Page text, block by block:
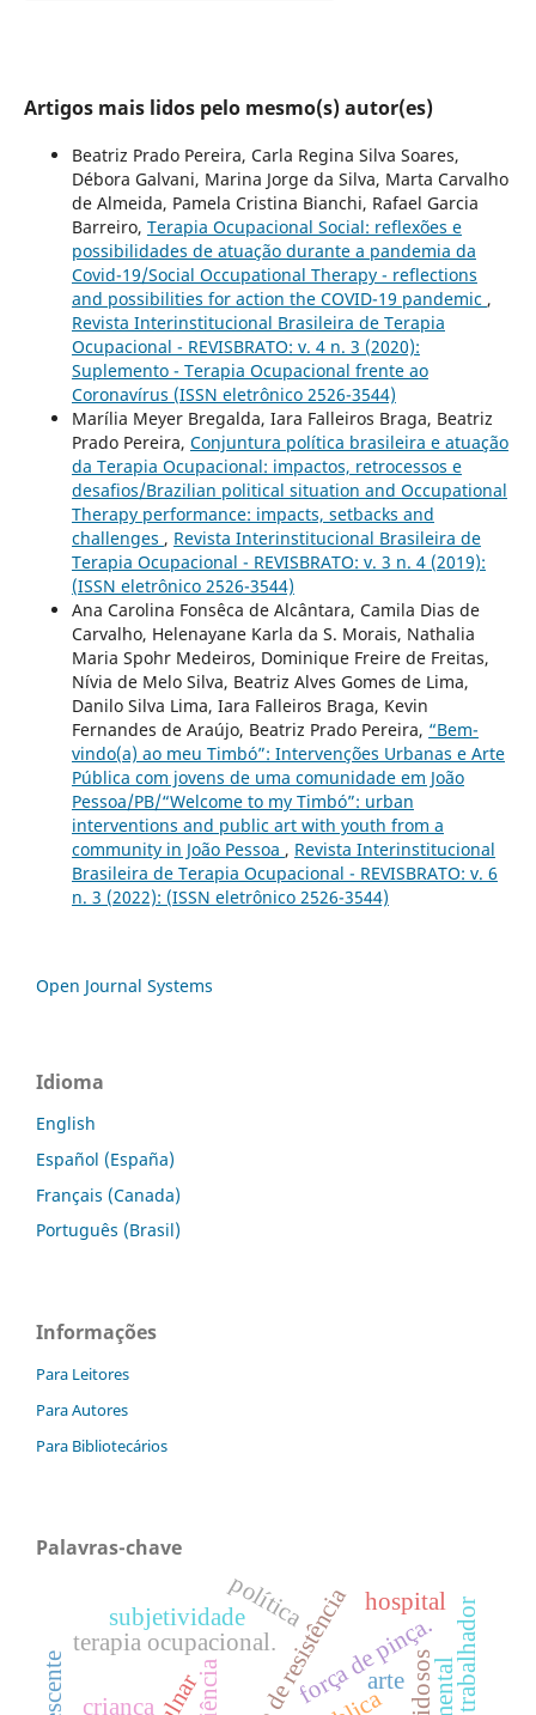
Artigos mais lidos pelo mesmo(s) autor(es)
Beatriz Prado Pereira, Carla Regina Silva Soares,
Débora Galvani, Marina Jorge da Silva, Marta Carvalho
de Almeida, Pamela Cristina Bianchi, Rafael Garcia
Barreiro, Terapia Ocupacional Social: reflexões e
possibilidades de atuação durante a pandemia da
Covid-19/Social Occupational Therapy - reflections
and possibilities for action the COVID-19 pandemic ,
Revista Interinstitucional Brasileira de Terapia
Ocupacional - REVISBRATO: v. 4 n. 3 (2020):
Suplemento - Terapia Ocupacional frente ao
Coronavírus (ISSN eletrônico 2526-3544)
Marília Meyer Bregalda, Iara Falleiros Braga, Beatriz
Prado Pereira, Conjuntura política brasileira e atuação
da Terapia Ocupacional: impactos, retrocessos e
desafios/Brazilian political situation and Occupational
Therapy performance: impacts, setbacks and
challenges , Revista Interinstitucional Brasileira de
Terapia Ocupacional - REVISBRATO: v. 3 n. 4 (2019):
(ISSN eletrônico 2526-3544)
Ana Carolina Fonsêca de Alcântara, Camila Dias de
Carvalho, Helenayane Karla da S. Morais, Nathalia
Maria Spohr Medeiros, Dominique Freire de Freitas,
Nívia de Melo Silva, Beatriz Alves Gomes de Lima,
Danilo Silva Lima, Iara Falleiros Braga, Kevin
Fernandes de Araújo, Beatriz Prado Pereira, “Bem-
vindo(a) ao meu Timbó”: Intervenções Urbanas e Arte
Pública com jovens de uma comunidade em João
Pessoa/PB/“Welcome to my Timbó”: urban
interventions and public art with youth from a
community in João Pessoa , Revista Interinstitucional
Brasileira de Terapia Ocupacional - REVISBRATO: v. 6
n. 3 (2022): (ISSN eletrônico 2526-3544)
Open Journal Systems
Idioma
English
Español (España)
Français (Canada)
Português (Brasil)
Informações
Para Leitores
Para Autores
Para Bibliotecários
Palavras-chave
ciência
terapia ocupacional. força de pinça.
criança idosos
política
arte
subjetividade
hospital